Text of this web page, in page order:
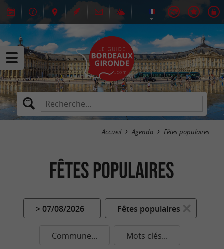
Accueil Agenda Fêtes populaires
Fêtes populaires
> 07/08/2026 Fêtes populaires
Commune... Mots clés...